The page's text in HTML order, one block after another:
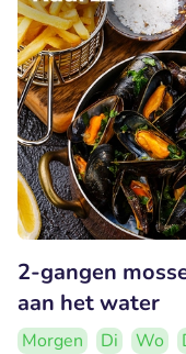
2-gangen
aan het water
Morgen Di Wo